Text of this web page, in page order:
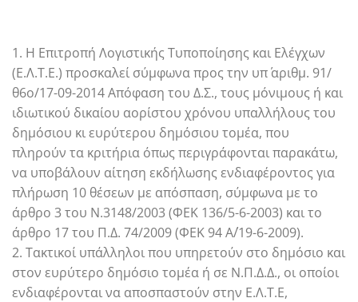
1. Η Επιτροπή Λογιστικής Τυποποίησης και Ελέγχων
(Ε.Λ.Τ.Ε.) προσκαλεί σύμφωνα προς την υπ΄ αριθμ. 91/
θ6ο/17-09-2014 Απόφαση του Δ.Σ., τους μόνιμους ή και
ιδιωτικού δικαίου αορίστου χρόνου υπαλλήλους του
δημόσιου κι ευρύτερου δημόσιου τομέα, που
πληρούν τα κριτήρια όπως περιγράφονται παρακάτω,
να υποβάλουν αίτηση εκδήλωσης ενδιαφέροντος για
πλήρωση 10 θέσεων με απόσπαση, σύμφωνα με το
άρθρο 3 του Ν.3148/2003 (ΦΕΚ 136/5-6-2003) και το
άρθρο 17 του Π.Δ. 74/2009 (ΦΕΚ 94 Α΄/19-6-2009).
2. Τακτικοί υπάλληλοι που υπηρετούν στο δημόσιο και
στον ευρύτερο δημόσιο τομέα ή σε Ν.Π.Δ.Δ., οι οποίοι
ενδιαφέρονται να αποσπαστούν στην Ε.Λ.Τ.Ε,